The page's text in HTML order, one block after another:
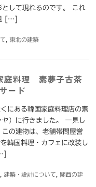
して現れるのです。 これ
[…]
東北の建築
庭料理 素夢子古茶
ード
にある韓国家庭料理店の素
）に行きました。 一見し
の建物は、老舗帯問屋誉
韓国料理・カフェに改装し
建築・設計について
関西の建